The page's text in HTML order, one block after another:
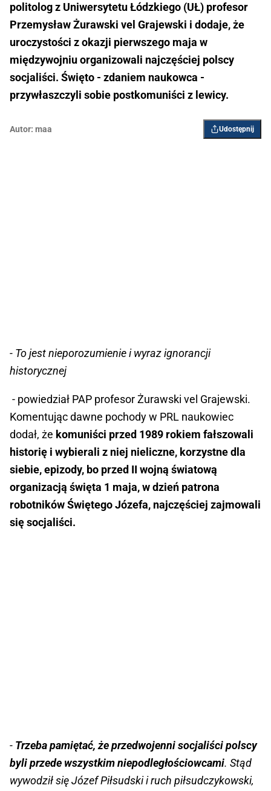
politolog z Uniwersytetu Łódzkiego (UŁ) profesor
Przemysław Żurawski vel Grajewski i dodaje, że
uroczystości z okazji pierwszego maja w
międzywojniu organizowali najczęściej polscy
socjaliści. Święto - zdaniem naukowca -
przywłaszczyli sobie postkomuniści z lewicy.
Autor: maa Udostępnij
- To jest nieporozumienie i wyraz ignorancji
historycznej
- powiedział PAP profesor Żurawski vel Grajewski.
Komentując dawne pochody w PRL naukowiec
dodał, że komuniści przed 1989 rokiem fałszowali
historię i wybierali z niej nieliczne, korzystne dla
siebie, epizody, bo przed II wojną światową
organizacją święta 1 maja, w dzień patrona
robotników Świętego Józefa, najczęściej zajmowali
się socjaliści.
- Trzeba pamiętać, że przedwojenni socjaliści polscy
byli przede wszystkim niepodległościowcami. Stąd
wywodził się Józef Piłsudski i ruch piłsudczykowski,